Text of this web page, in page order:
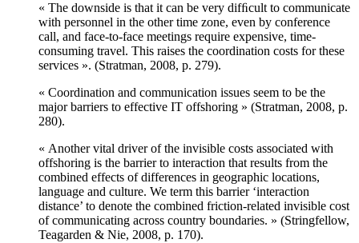
« The downside is that it can be very difﬁcult to communicate
with personnel in the other time zone, even by conference
call, and face-to-face meetings require expensive, time-
consuming travel. This raises the coordination costs for these
services ». (Stratman, 2008, p. 279).
« Coordination and communication issues seem to be the
major barriers to effective IT offshoring » (Stratman, 2008, p.
280).
« Another vital driver of the invisible costs associated with
offshoring is the barrier to interaction that results from the
combined effects of differences in geographic locations,
language and culture. We term this barrier ‘interaction
distance’ to denote the combined friction-related invisible cost
of communicating across country boundaries. » (Stringfellow,
Teagarden & Nie, 2008, p. 170).